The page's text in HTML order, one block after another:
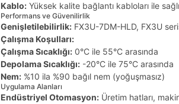
Kablo: Yüksek kalite bağlantı kabloları ile
Performans ve Güvenilirlik
Genişletilebilirlik: FX3U-7DM-HLD, FX3U
Çalışma Koşulları:
Çalışma Sıcaklığı: 0°C ile 55°C arasında
Depolama Sıcaklığı: -20°C ile 75°C arasında
Nem: %10 ila %90 bağıl nem (yoğuşmasız)
Uygulama Alanları
Endüstriyel Otomasyon: Üretim hatları,